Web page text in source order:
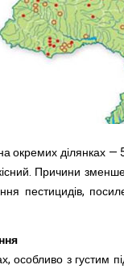
окремих ділянках
Причини
пестицидів,
особливо з густим